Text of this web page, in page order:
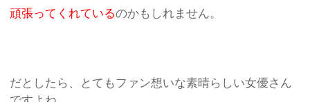
頑張ってくれているのかもしれません。
だとしたら、とてもファン想いな素晴らしい女優さん